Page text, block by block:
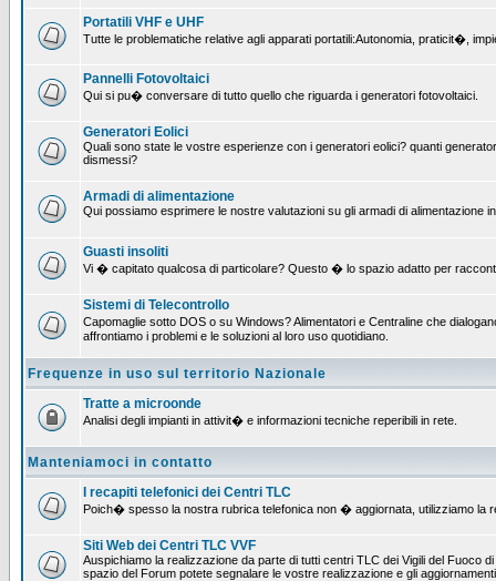
Portatili VHF e UHF
Tutte le problematiche relative agli apparati portatili:Autonomia, praticit�,
Pannelli Fotovoltaici
Qui si pu� conversare di tutto quello che riguarda i generatori fotovoltaici.
Generatori Eolici
Quali sono state le vostre esperienze con i generatori eolici? quanti
dismessi?
Armadi di alimentazione
Qui possiamo esprimere le nostre valutazioni su gli armadi di alimentazione
Guasti insoliti
Vi � capitato qualcosa di particolare? Questo � lo spazio adatto per
Sistemi di Telecontrollo
Capomaglie sotto DOS o su Windows? Alimentatori e Centraline che
affrontiamo i problemi e le soluzioni al loro uso quotidiano.
Frequenze in uso sul territorio Nazionale
Tratte a microonde
Analisi degli impianti in attivit� e informazioni tecniche reperibili in rete.
Manteniamoci in contatto
I recapiti telefonici dei Centri TLC
Poich� spesso la nostra rubrica telefonica non � aggiornata, utilizziamo la
Siti Web dei Centri TLC VVF
Auspichiamo la realizzazione da parte di tutti centri TLC dei Vigili del Fuoco
spazio del Forum potete segnalare le vostre realizzazione e gli